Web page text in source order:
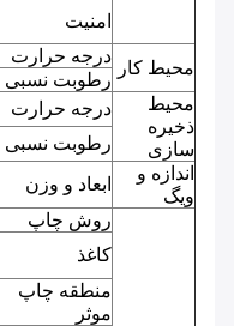
امنیت
محیط کار
درجه حرارت
رطوبت نسبی
محیط
ذخیره
سازی
درجه حرارت
رطوبت نسبی
اندازه و
ویگ
ابعاد و وزن
روش چاپ
کاغذ
منطقه چاپ
موثر